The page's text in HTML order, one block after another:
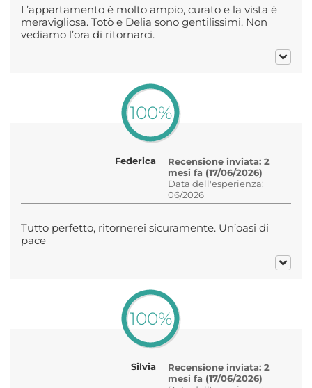
L’appartamento è molto ampio, curato e la vista è
meravigliosa. Totò e Delia sono gentilissimi. Non
vediamo l’ora di ritornarci.
100%
Federica
Recensione inviata: 2
mesi fa (17/06/2026)
Data dell'esperienza:
06/2026
Tutto perfetto, ritornerei sicuramente. Un’oasi di
pace
100%
Silvia
Recensione inviata: 2
mesi fa (17/06/2026)